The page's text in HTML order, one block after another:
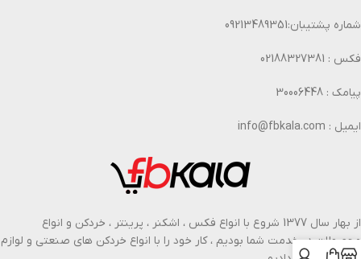
شماره پشتیبان:09213489351
فکس : 02188327381
پیامک : 30006448
ایمیل : info@fbkala.com
از بهار سال 1377 شروع با انواع فکس ، اشکنر ، پرینتر ، خردکن و انواع
محصولات در خدمت شما بودیم ، کار خود را با انواع خردکن های صنعتی و لوازم